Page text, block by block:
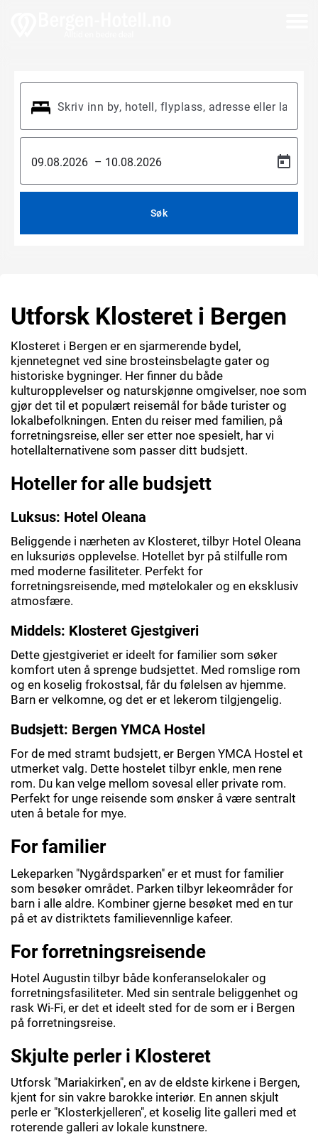
–
Søk
Utforsk Klosteret i Bergen
Klosteret i Bergen er en sjarmerende bydel,
kjennetegnet ved sine brosteinsbelagte gater og
historiske bygninger. Her finner du både
kulturopplevelser og naturskjønne omgivelser, noe som
gjør det til et populært reisemål for både turister og
lokalbefolkningen. Enten du reiser med familien, på
forretningsreise, eller ser etter noe spesielt, har vi
hotellalternativene som passer ditt budsjett.
Hoteller for alle budsjett
Luksus: Hotel Oleana
Beliggende i nærheten av Klosteret, tilbyr Hotel Oleana
en luksuriøs opplevelse. Hotellet byr på stilfulle rom
med moderne fasiliteter. Perfekt for
forretningsreisende, med møtelokaler og en eksklusiv
atmosfære.
Middels: Klosteret Gjestgiveri
Dette gjestgiveriet er ideelt for familier som søker
komfort uten å sprenge budsjettet. Med romslige rom
og en koselig frokostsal, får du følelsen av hjemme.
Barn er velkomne, og det er et lekerom tilgjengelig.
Budsjett: Bergen YMCA Hostel
For de med stramt budsjett, er Bergen YMCA Hostel et
utmerket valg. Dette hostelet tilbyr enkle, men rene
rom. Du kan velge mellom sovesal eller private rom.
Perfekt for unge reisende som ønsker å være sentralt
uten å betale for mye.
For familier
Lekeparken "Nygårdsparken" er et must for familier
som besøker området. Parken tilbyr lekeområder for
barn i alle aldre. Kombiner gjerne besøket med en tur
på et av distriktets familievennlige kafeer.
For forretningsreisende
Hotel Augustin tilbyr både konferanselokaler og
forretningsfasiliteter. Med sin sentrale beliggenhet og
rask Wi-Fi, er det et ideelt sted for de som er i Bergen
på forretningsreise.
Skjulte perler i Klosteret
Utforsk "Mariakirken", en av de eldste kirkene i Bergen,
kjent for sin vakre barokke interiør. En annen skjult
perle er "Klosterkjelleren", et koselig lite galleri med et
roterende galleri av lokale kunstnere.